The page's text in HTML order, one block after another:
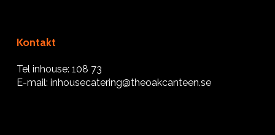
Kontakt
Tel inhouse: 108 73
E-mail: inhousecatering@theoakcanteen.se